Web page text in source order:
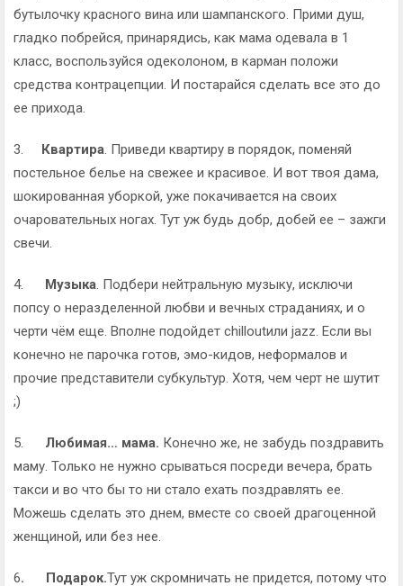
бутылочку красного вина или шампанского. Прими душ,
гладко побрейся, принарядись, как мама одевала в 1
класс, воспользуйся одеколоном, в карман положи
средства контрацепции. И постарайся сделать все это до
ее прихода.
3. Квартира. Приведи квартиру в порядок, поменяй
постельное белье на свежее и красивое. И вот твоя дама,
шокированная уборкой, уже покачивается на своих
очаровательных ногах. Тут уж будь добр, добей ее – зажги
свечи.
4. Музыка. Подбери нейтральную музыку, исключи
попсу о неразделенной любви и вечных страданиях, и о
черти чём еще. Вполне подойдет chilloutили jazz. Если вы
конечно не парочка готов, эмо-кидов, неформалов и
прочие представители субкультур. Хотя, чем черт не шутит
;)
5. Любимая… мама. Конечно же, не забудь поздравить
маму. Только не нужно срываться посреди вечера, брать
такси и во что бы то ни стало ехать поздравлять ее.
Можешь сделать это днем, вместе со своей драгоценной
женщиной, или без нее.
6. Подарок.Тут уж скромничать не придется, потому что